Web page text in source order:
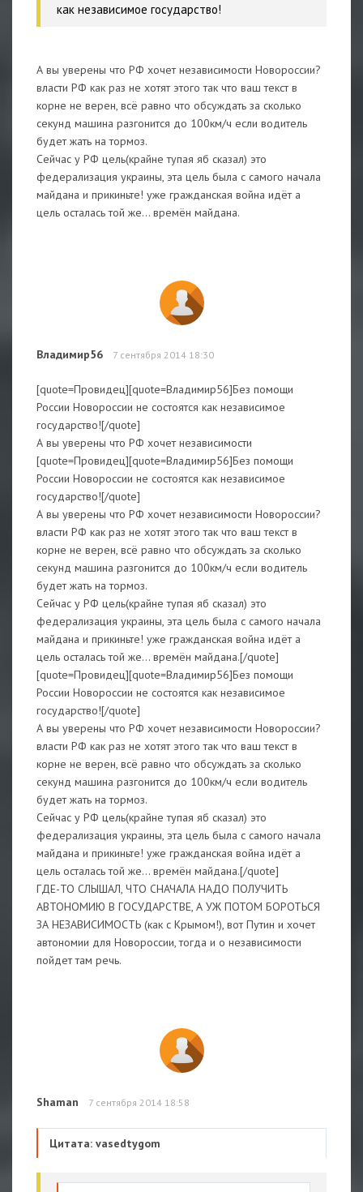
как независимое государство!
А вы уверены что РФ хочет независимости Новороссии?
власти РФ как раз не хотят этого так что ваш текст в
корне не верен, всё равно что обсуждать за сколько
секунд машина разгонится до 100км/ч если водитель
будет жать на тормоз.
Сейчас у РФ цель(крайне тупая яб сказал) это
федерализация украины, эта цель была с самого начала
майдана и прикиньте! уже гражданская война идёт а
цель осталась той же... времён майдана.
Владимир56 7 сентября 2014 18:30
[quote=Провидец][quote=Владимир56]Без помощи
России Новороссии не состоятся как независимое
государство![/quote]
А вы уверены что РФ хочет независимости
[quote=Провидец][quote=Владимир56]Без помощи
России Новороссии не состоятся как независимое
государство![/quote]
А вы уверены что РФ хочет независимости Новороссии?
власти РФ как раз не хотят этого так что ваш текст в
корне не верен, всё равно что обсуждать за сколько
секунд машина разгонится до 100км/ч если водитель
будет жать на тормоз.
Сейчас у РФ цель(крайне тупая яб сказал) это
федерализация украины, эта цель была с самого начала
майдана и прикиньте! уже гражданская война идёт а
цель осталась той же... времён майдана.[/quote]
[quote=Провидец][quote=Владимир56]Без помощи
России Новороссии не состоятся как независимое
государство![/quote]
А вы уверены что РФ хочет независимости Новороссии?
власти РФ как раз не хотят этого так что ваш текст в
корне не верен, всё равно что обсуждать за сколько
секунд машина разгонится до 100км/ч если водитель
будет жать на тормоз.
Сейчас у РФ цель(крайне тупая яб сказал) это
федерализация украины, эта цель была с самого начала
майдана и прикиньте! уже гражданская война идёт а
цель осталась той же... времён майдана.[/quote]
ГДЕ-ТО СЛЫШАЛ, ЧТО СНАЧАЛА НАДО ПОЛУЧИТЬ
АВТОНОМИЮ В ГОСУДАРСТВЕ, А УЖ ПОТОМ БОРОТЬСЯ
ЗА НЕЗАВИСИМОСТЬ (как с Крымом!), вот Путин и хочет
автономии для Новороссии, тогда и о независимости
пойдет там речь.
Shaman 7 сентября 2014 18:58
Цитата: vasedtygom